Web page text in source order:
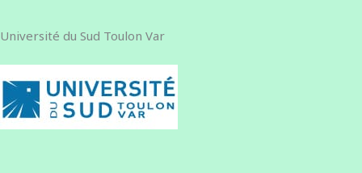
Université du Sud Toulon Var